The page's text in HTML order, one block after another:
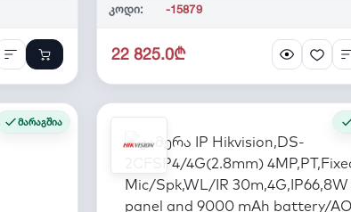
კოდი: -15879
22 825.0₾
მარაგშია